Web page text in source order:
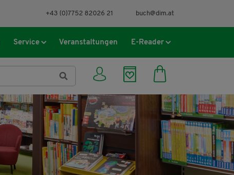
+43 (0)7752 82026 21 buch@dim.at
Service Veranstaltungen E-Reader